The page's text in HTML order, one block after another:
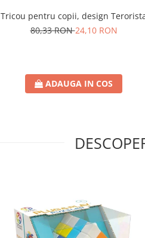
Tricou pentru copii, design
80,33 RON24,10 RON
ADAUGA IN COS